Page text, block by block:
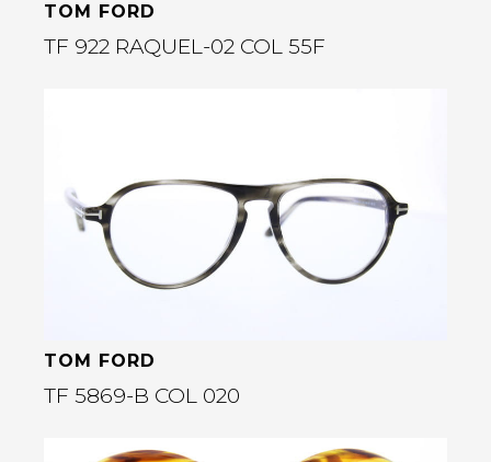
TOM FORD
TF 922 RAQUEL-02 COL 55F
TOM FORD
TF 5869-B COL 020